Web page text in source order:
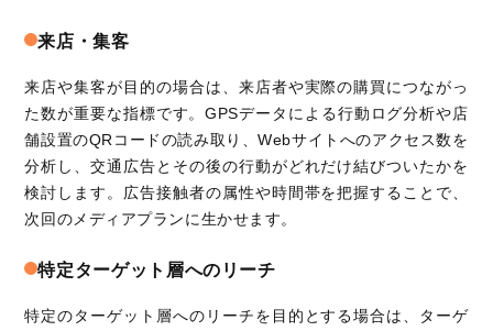
来店・集客
来店や集客が目的の場合は、来店者や実際の購買につながっ
た数が重要な指標です。GPSデータによる行動ログ分析や店
舗設置のQRコードの読み取り、Webサイトへのアクセス数を
分析し、交通広告とその後の行動がどれだけ結びついたかを
検討します。広告接触者の属性や時間帯を把握することで、
次回のメディアプランに生かせます。
特定ターゲット層へのリーチ
特定のターゲット層へのリーチを目的とする場合は、ターゲ